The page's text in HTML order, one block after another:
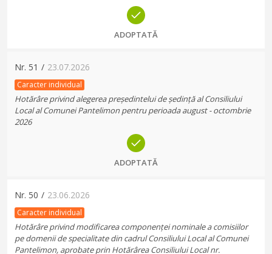
ADOPTATĂ
Nr. 51 / 23.07.2026
Caracter individual
Hotărâre privind alegerea președintelui de ședință al Consiliului
Local al Comunei Pantelimon pentru perioada august - octombrie
2026
ADOPTATĂ
Nr. 50 / 23.06.2026
Caracter individual
Hotărâre privind modificarea componenței nominale a comisiilor
pe domenii de specialitate din cadrul Consiliului Local al Comunei
Pantelimon, aprobate prin Hotărârea Consiliului Local nr.